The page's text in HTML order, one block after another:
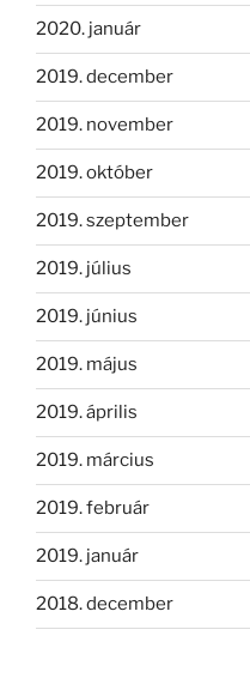
2020. január
2019. december
2019. november
2019. október
2019. szeptember
2019. július
2019. június
2019. május
2019. április
2019. március
2019. február
2019. január
2018. december